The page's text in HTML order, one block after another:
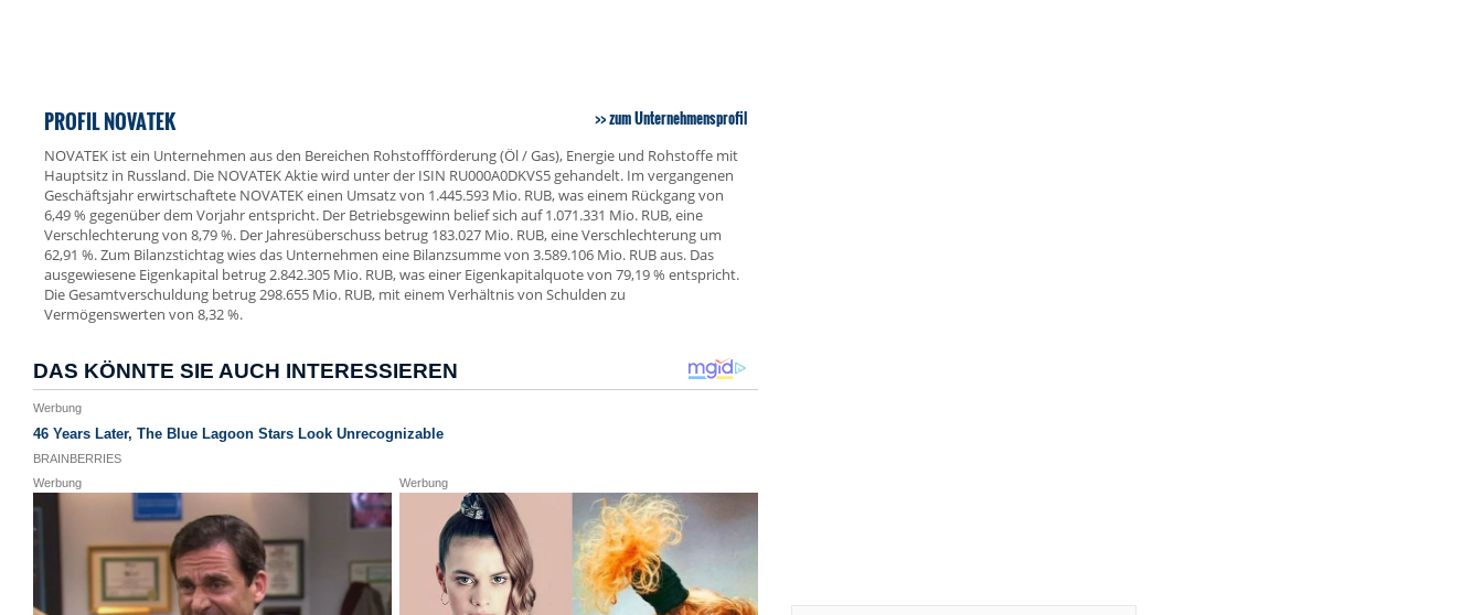
PROFIL NOVATEK zum Unternehmensprofil
NOVATEK ist ein Unternehmen aus den Bereichen Rohstoffförderung (Öl / Gas), Energie und Rohstoffe mit
Hauptsitz in Russland. Die NOVATEK Aktie wird unter der ISIN RU000A0DKVS5 gehandelt. Im vergangenen
Geschäftsjahr erwirtschaftete NOVATEK einen Umsatz von 1.445.593 Mio. RUB, was einem Rückgang von
6,49 % gegenüber dem Vorjahr entspricht. Der Betriebsgewinn belief sich auf 1.071.331 Mio. RUB, eine
Verschlechterung von 8,79 %. Der Jahresüberschuss betrug 183.027 Mio. RUB, eine Verschlechterung um
62,91 %. Zum Bilanzstichtag wies das Unternehmen eine Bilanzsumme von 3.589.106 Mio. RUB aus. Das
ausgewiesene Eigenkapital betrug 2.842.305 Mio. RUB, was einer Eigenkapitalquote von 79,19 % entspricht.
Die Gesamtverschuldung betrug 298.655 Mio. RUB, mit einem Verhältnis von Schulden zu
Vermögenswerten von 8,32 %.